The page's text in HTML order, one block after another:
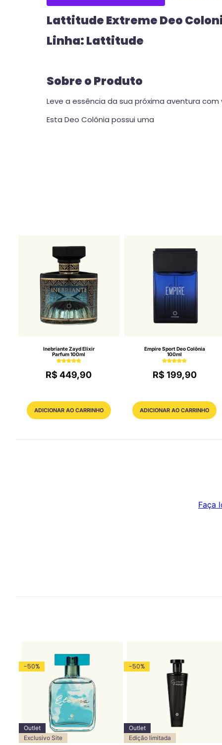
Lattitude Extreme Deo
Linha: Lattitude
Sobre o Produto
Leve a essência da sua próxima aventura
Esta Deo Colônia possui uma
Inebriante Zayd Elixir
Parfum 100ml
R$ 449,90
ADICIONAR AO CARRINHO
Empire Sport Deo Colônia
100ml
R$ 199,90
ADICIONAR AO CARRINHO
Faça
-50%
Outlet
Exclusivo Site
-50%
Outlet
Edição limitada